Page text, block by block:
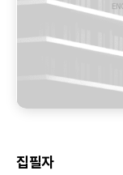
집필자